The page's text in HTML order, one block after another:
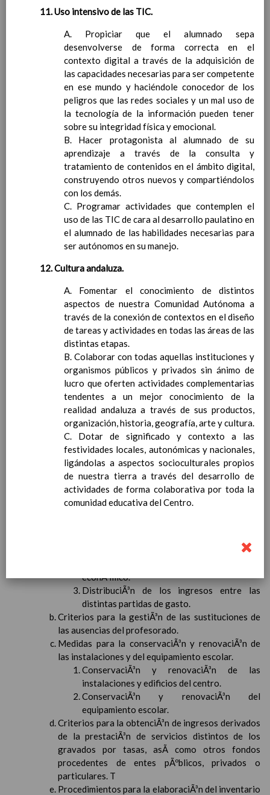
CapÃ­tulo III. El Claustro de Profesores.
TÃTULO IV. Ã“RGANOS DE COORDINACIÃ“N
DOCENTE Y DE EVALUACIÃ“N.
CapÃ­tulo I. ClasificaciÃ³n.
CapÃ­tulo II. El Equipo TÃ©cnico de
CoordinaciÃ³n PedagÃ³gica.
CapÃ­tulo III. Los Equipos de Ciclo.
CapÃ­tulo IV. La TutorÃ­a.
CapÃ­tulo V. El Equipo Docente.
CapÃ­tulo VI. El Equipo de OrientaciÃ³n
CapÃ­tulo VII. El Equipo de EvaluaciÃ³n
TÃTULO V. EL ALUMNADO.
CapÃ­tulo I. La escolarizaciÃ³n.
CapÃ­tulo II. La evaluaciÃ³n y la promociÃ³n.
CapÃ­tulo III. Normas de uso de mÃ³viles,
aparatos electrÃ³nicos y acceso a
internet.
14 / feb / 2022
TÃTULO VI. RECURSOS DEL CENTRO.
CapÃ­tulo II. Recursos materiales.
CapÃ­tulo III. Libros de Texto.
TÃTULO VII. LA BIBLIOTECA DEL CENTRO.
CapÃ­tulo I. La Biblioteca Escolar del Centro.
CapÃ­tulo II. OrganizaciÃ³n de la Biblioteca.
CapÃ­tulo III. Funcionamiento de la
Biblioteca.
TÃTULO VIII. LA AUTOPROTECCIÃ“N.
CapÃ­tulo I. Plan de autoprotecciÃ³n.
CapÃ­tulo II. Competencias y funciones sobre
prevenciÃ³n de riesgos.
TÃTULO IX. OTRAS DISPOSICIONES
GENERALES.
CapÃ­tulo I. La autoevaluaciÃ³n del centro.
CapÃ­tulo II. La convivencia en el Centro.
CapÃ­tulo III. Disposiciones. DisposiciÃ³n
derogatoria. Disposiciones finales.
Proyecto de GestiÃ³n
econÃ³mico.
DistribuciÃ³n de los ingresos entre las
distintas partidas de gasto.
Criterios para la gestiÃ³n de las sustituciones de
las ausencias del profesorado.
Medidas para la conservaciÃ³n y renovaciÃ³n de
las instalaciones y del equipamiento escolar.
ConservaciÃ³n y renovaciÃ³n de las
instalaciones y edificios del centro.
ConservaciÃ³n y renovaciÃ³n del
equipamiento escolar.
Criterios para la obtenciÃ³n de ingresos derivados
de la prestaciÃ³n de servicios distintos de los
gravados por tasas, asÃ­ como otros fondos
procedentes de entes pÃºblicos, privados o
particulares. T
Procedimientos para la elaboraciÃ³n del inventario
11. Uso intensivo de las TIC.
A. Propiciar que el alumnado sepa
desenvolverse de forma correcta en el
contexto digital a través de la adquisición de
las capacidades necesarias para ser competente
en ese mundo y haciéndole conocedor de los
peligros que las redes sociales y un mal uso de
la tecnología de la información pueden tener
sobre su integridad física y emocional.
B. Hacer protagonista al alumnado de su
aprendizaje a través de la consulta y
tratamiento de contenidos en el ámbito digital,
construyendo otros nuevos y compartiéndolos
con los demás.
C. Programar actividades que contemplen el
uso de las TIC de cara al desarrollo paulatino en
el alumnado de las habilidades necesarias para
ser autónomos en su manejo.
12. Cultura andaluza.
A. Fomentar el conocimiento de distintos
aspectos de nuestra Comunidad Autónoma a
través de la conexión de contextos en el diseño
de tareas y actividades en todas las áreas de las
distintas etapas.
B. Colaborar con todas aquellas instituciones y
organismos públicos y privados sin ánimo de
lucro que oferten actividades complementarias
tendentes a un mejor conocimiento de la
realidad andaluza a través de sus productos,
organización, historia, geografía, arte y cultura.
C. Dotar de significado y contexto a las
festividades locales, autonómicas y nacionales,
ligándolas a aspectos socioculturales propios
de nuestra tierra a través del desarrollo de
actividades de forma colaborativa por toda la
comunidad educativa del Centro.